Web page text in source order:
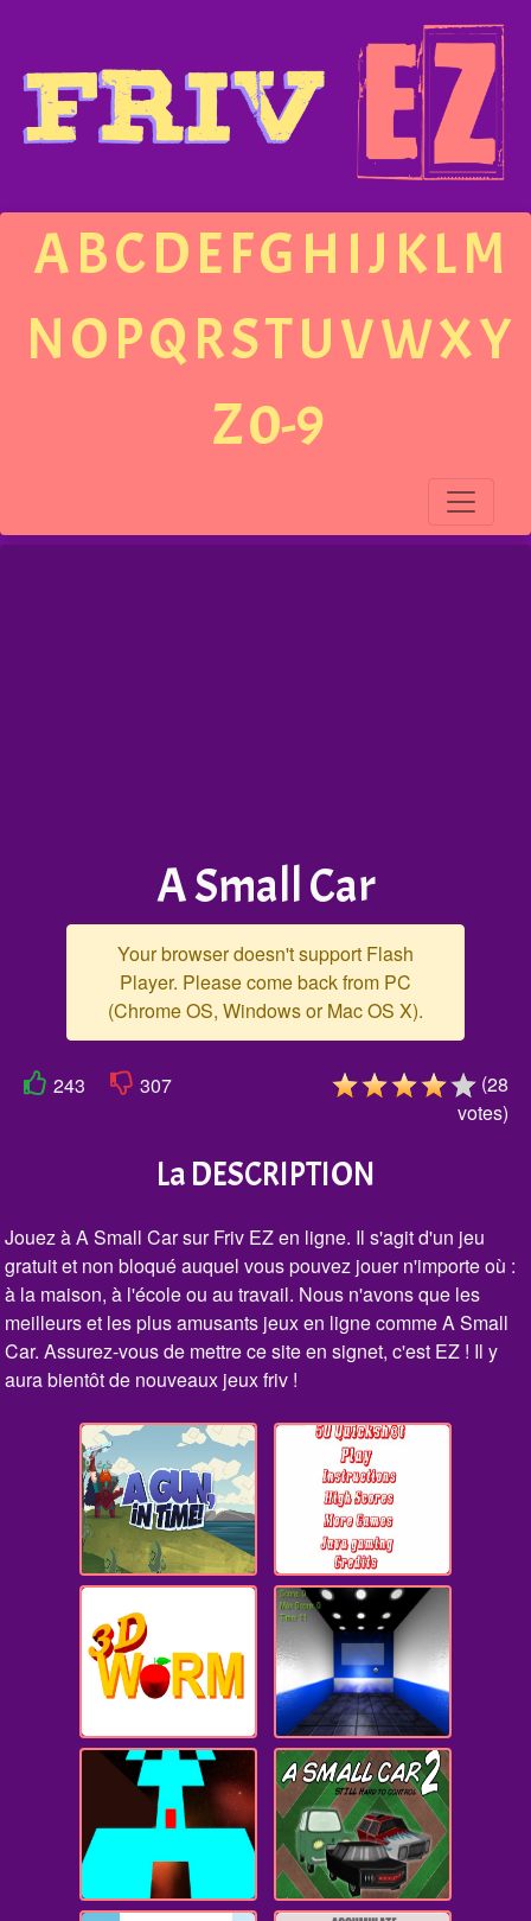
ABCDEFGH IJ KLM
NOPQRSTUVWXY
Z0-9
A Small Car
Your browser doesn't support Flash
Player. Please come back from PC
(Chrome OS, Windows or Mac OS X).
243 307 (28
votes)
La DESCRIPTION
Jouez à A Small Car sur Friv EZ en ligne. Il s'agit d'un jeu
gratuit et non bloqué auquel vous pouvez jouer n'importe où :
à la maison, à l'école ou au travail. Nous n'avons que les
meilleurs et les plus amusants jeux en ligne comme A Small
Car. Assurez-vous de mettre ce site en signet, c'est EZ ! Il y
aura bientôt de nouveaux jeux friv !